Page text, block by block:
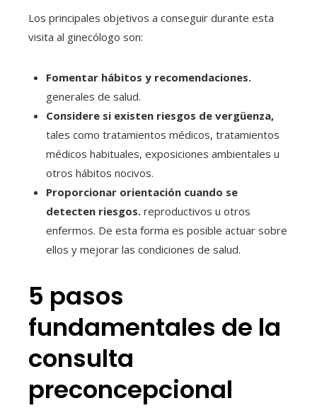
Los principales objetivos a conseguir durante esta
visita al ginecólogo son:
Fomentar hábitos y recomendaciones.
generales de salud.
Considere si existen riesgos de vergüenza,
tales como tratamientos médicos, tratamientos
médicos habituales, exposiciones ambientales u
otros hábitos nocivos.
Proporcionar orientación cuando se
detecten riesgos. reproductivos u otros
enfermos. De esta forma es posible actuar sobre
ellos y mejorar las condiciones de salud.
5 pasos
fundamentales de la
consulta
preconcepcional